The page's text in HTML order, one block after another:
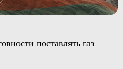
поставлять газ